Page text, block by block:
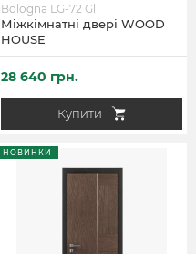
Міжкімнатні двері WOOD
HOUSE
Bologna LG-72 Gl
Купити
28 640 грн.
НОВИНКИ